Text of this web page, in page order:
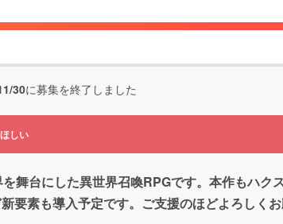
30に募集を終了しました
しい
舞台にした異世界召喚RPGです。本作もハク
素も導入予定です。ご支援のほどよろしくお